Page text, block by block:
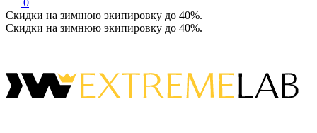
0
Скидки на зимнюю экипировку до 40%.
Скидки на зимнюю экипировку до 40%.